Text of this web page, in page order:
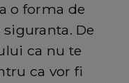
o forma de
De
ca nu te
ca vor fi